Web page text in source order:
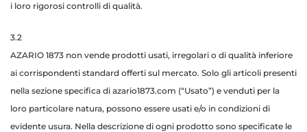
i loro rigorosi controlli di qualità.
3.2
AZARIO 1873 non vende prodotti usati, irregolari o di qualità inferiore
ai corrispondenti standard offerti sul mercato. Solo gli articoli presenti
nella sezione specifica di azario1873.com (“Usato”) e venduti per la
loro particolare natura, possono essere usati e/o in condizioni di
evidente usura. Nella descrizione di ogni prodotto sono specificate le